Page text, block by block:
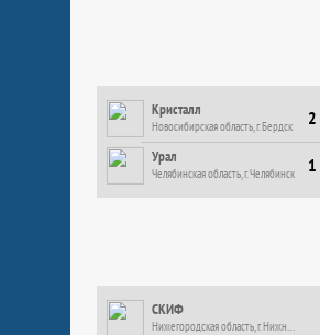
Кристалл
Новосибирская область, г. Бердск 2
Урал
Челябинская область, г. Челябинск 1
СКИФ
Нижегородская область, г. Нижний Новгород